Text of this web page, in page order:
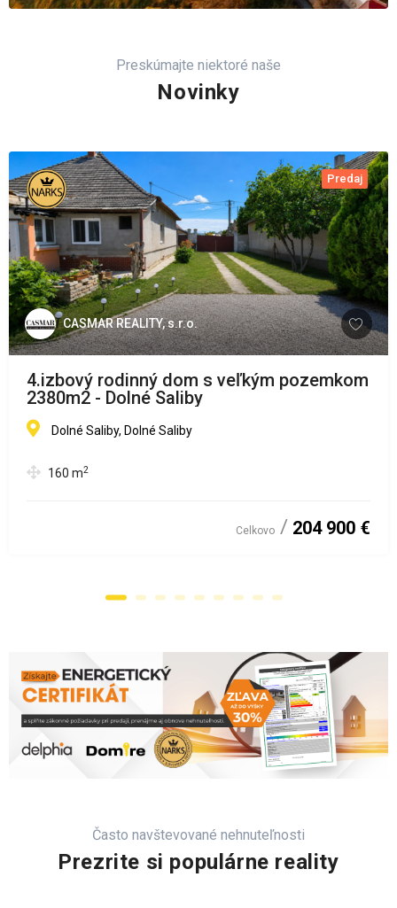
Preskúmajte niektoré naše
Novinky
Predaj
CASMAR REALITY, s.r.o.
4.izbový rodinný dom s veľkým pozemkom
2380m2 - Dolné Saliby
Dolné Saliby, Dolné Saliby
160 m2
Celkovo 204 900 €
Často navštevované nehnuteľnosti
Prezrite si populárne reality